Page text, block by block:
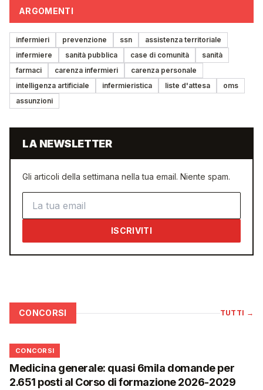
ARGOMENTI
infermieri prevenzione ssn
assistenza territoriale
infermiere
sanità pubblica case di comunità
sanità
farmaci
carenza infermieri
carenza personale
intelligenza artificiale
infermieristica liste d'attesa
oms
assunzioni
LA NEWSLETTER
Gli articoli della settimana nella tua email. Niente spam.
ISCRIVITI
CONCORSI TUTTI →
📋
CONCORSI
Medicina generale: quasi 6mila domande per
2.651 posti al Corso di formazione 2026-2029